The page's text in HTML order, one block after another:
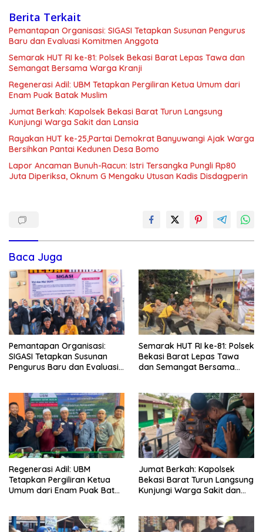
Berita Terkait
Pemantapan Organisasi: SIGASI Tetapkan Susunan Pengurus
Baru dan Evaluasi Komitmen Anggota
Semarak HUT RI ke-81: Polsek Bekasi Barat Lepas Tawa dan
Semangat Bersama Warga Kranji
Regenerasi Adil: UBM Tetapkan Pergiliran Ketua Umum dari
Enam Puak Batak Muslim
Jumat Berkah: Kapolsek Bekasi Barat Turun Langsung
Kunjungi Warga Sakit dan Lansia
Rayakan HUT ke-25,Partai Demokrat Banyuwangi Ajak Warga
Bersihkan Pantai Kedunen Desa Bomo
Lapor Ancaman Bunuh-Racun: Istri Tersangka Pungli Rp80
Juta Diperiksa, Oknum G Mengaku Utusan Kadis Disdagperin
Baca Juga
Pemantapan Organisasi:
SIGASI Tetapkan Susunan
Pengurus Baru dan Evaluasi
Semarak HUT RI ke-81: Polsek
Bekasi Barat Lepas Tawa
dan Semangat Bersama
Regenerasi Adil: UBM
Tetapkan Pergiliran Ketua
Umum dari Enam Puak Batak
Jumat Berkah: Kapolsek
Bekasi Barat Turun Langsung
Kunjungi Warga Sakit dan